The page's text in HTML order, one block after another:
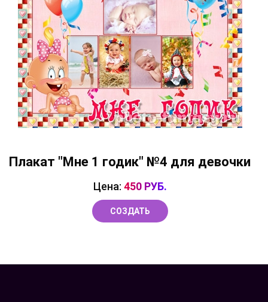
Плакат "Мне 1 годик" №4 для девочки
Цена: 450 РУБ.
СОЗДАТЬ